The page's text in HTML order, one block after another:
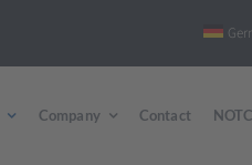
Company Contact